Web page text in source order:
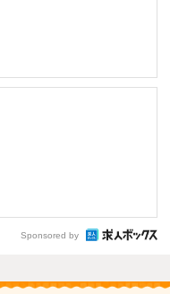
Sponsored by